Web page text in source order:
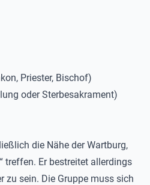
Priester, Bischof)
oder Sterbesakrament)
die Nähe der Wartburg,
treffen. Er bestreitet allerdings
zu sein. Die Gruppe muss sich